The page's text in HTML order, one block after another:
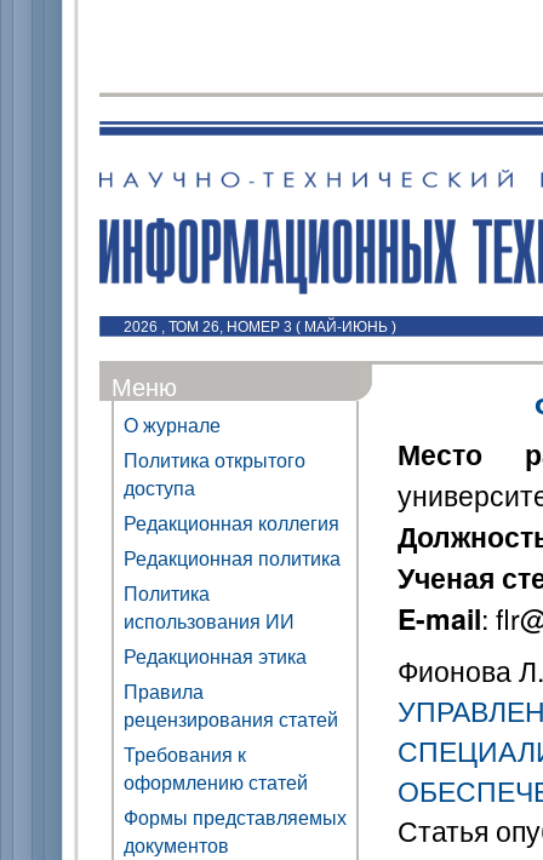
2026 , ТОМ 26, НОМЕР 3 ( МАЙ-ИЮНЬ )
Меню
О журнале
Политика открытого
доступа
Редакционная коллегия
Редакционная политика
Политика
использования ИИ
Редакционная этика
Правила
рецензирования статей
Требования к
оформлению статей
Формы представляемых
документов
Место
Ученая
E-mail:
Фионова
Статья